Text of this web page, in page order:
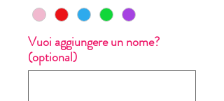
Vuoi aggiungere un nome?
(optional)